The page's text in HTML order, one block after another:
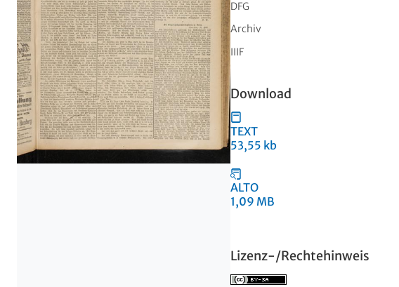
DFG
Archiv
IIIF
Download
TEXT
53,55 kb
ALTO
1,09 MB
Lizenz-/Rechtehinweis